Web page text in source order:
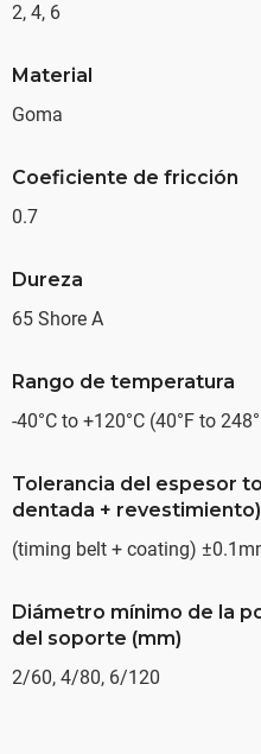
2, 4, 6
Material
Goma
Coeficiente de fricción
0.7
Dureza
65 Shore A
Rango de temperatura
-40°C to +120°C (40°F to
Tolerancia del espesor
dentada + revestimiento)
(timing belt + coating)
Diámetro mínimo de la
del soporte (mm)
2/60, 4/80, 6/120